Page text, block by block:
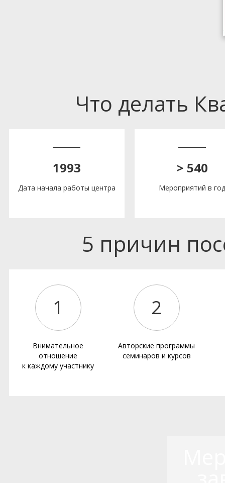
Что делать
1993
Дата начала работы центра
> 540
Мероприятий в год
5 причин
1
Внимательное
отношение
к каждому участнику
2
Авторские программы
семинаров и курсов